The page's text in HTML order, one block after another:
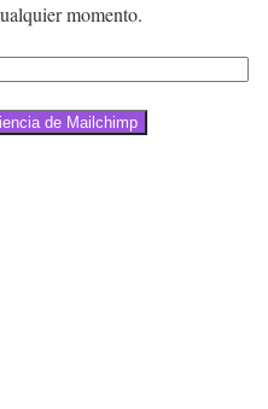
momento.
de Mailchimp